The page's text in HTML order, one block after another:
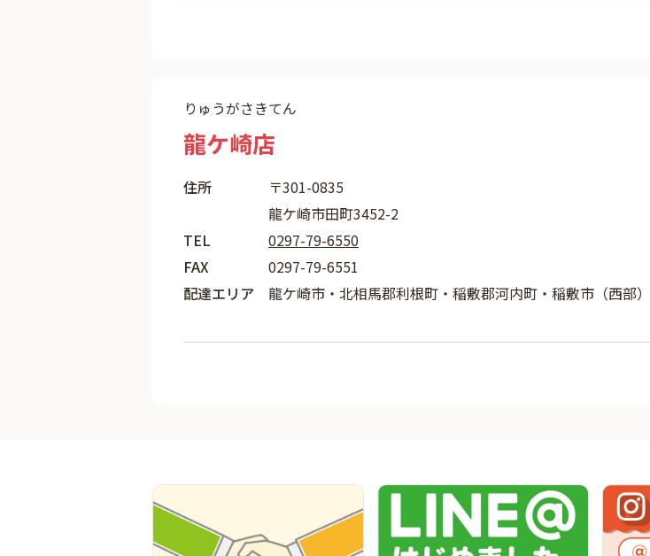
りゅうがさきてん
龍ケ崎店
住所
〒301-0835
龍ケ崎市田町3452-2
TEL
0297-79-6550
FAX
0297-79-6551
配達エリア
龍ケ崎市・北相馬郡利根町・稲敷郡河内町・稲敷市（西部）